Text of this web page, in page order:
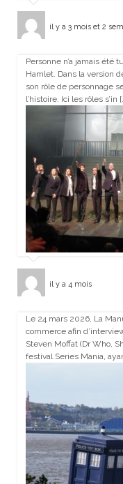
il y a 3 mois et 2
Personne n’a jamais été
Hamlet. Dans la version
son rôle de personnage
l’histoire. Ici les rôles s’in
il y a 4 mois
Le 24 mars 2026, La
commerce afin
Steven Moffat (Dr Who,
festival Series Mania,